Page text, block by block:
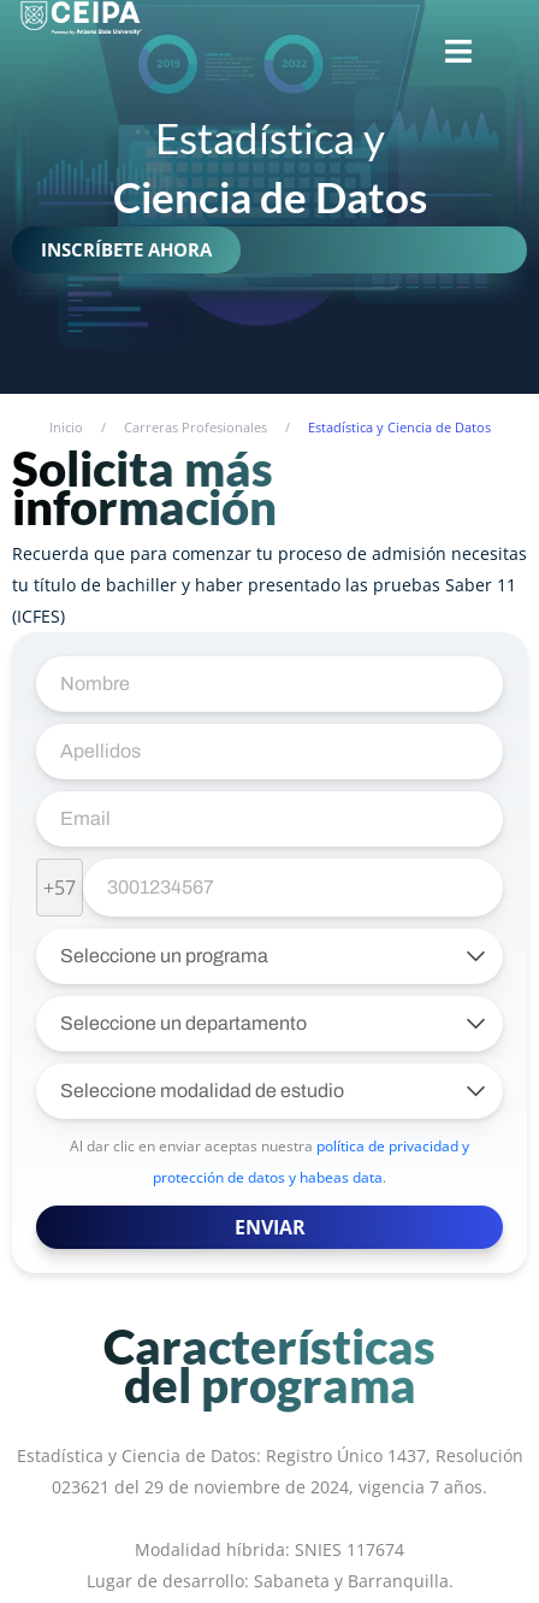
CERRAR
Estadística y
Ciencia de Datos
INSCRÍBETE AHORA
Inicio / Carreras Profesionales / Estadística y Ciencia de Datos
Solicita más
información
Recuerda que para comenzar tu proceso de admisión necesitas
tu título de bachiller y haber presentado las pruebas Saber 11
(ICFES)
+57
Al dar clic en enviar aceptas nuestra política de privacidad y
protección de datos y habeas data.
ENVIAR
Características
del programa
Estadística y Ciencia de Datos: Registro Único 1437, Resolución
023621 del 29 de noviembre de 2024, vigencia 7 años.
Modalidad híbrida: SNIES 117674
Lugar de desarrollo: Sabaneta y Barranquilla.